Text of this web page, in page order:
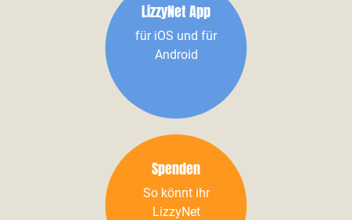
LizzyNet App
für iOS und für
Android
Spenden
So könnt ihr
LizzyNet